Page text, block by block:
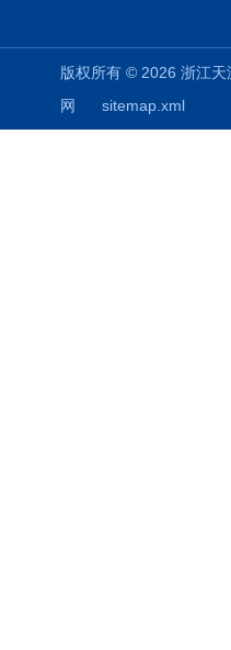
版权所有 © 2026 浙江
网
sitemap.xml